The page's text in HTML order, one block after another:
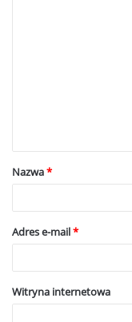
a
rNazwa*
Adres e-mail*
Witryna internetowa